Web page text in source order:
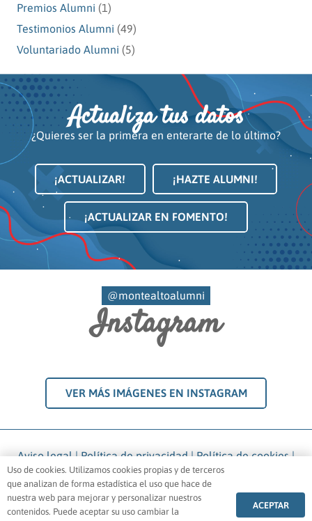
Premios Alumni (1)
Testimonios Alumni (49)
Voluntariado Alumni (5)
Actualiza tus datos
¿Quieres ser la primera en enterarte de lo último?
¡ACTUALIZAR! ¡HAZTE ALUMNI!
¡ACTUALIZAR EN FOMENTO!
@montealtoalumni
Instagram
VER MÁS IMÁGENES EN INSTAGRAM
Aviso legal|Política de privacidad|Política de cookies|
Política de Pagos
1969 – 2021 ©
Asociación Antiguas Alumnas Montealto.
Todos los derechos reservados |
Diseño web Juan Ruiz
Uso de cookies. Utilizamos cookies propias y de terceros
que analizan de forma estadística el uso que hace de
nuestra web para mejorar y personalizar nuestros
contenidos. Puede aceptar su uso cambiar la
ACEPTAR